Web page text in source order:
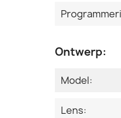
Ontwerp:
Model:
Lens: